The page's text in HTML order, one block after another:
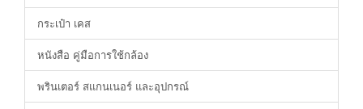
กระเป๋า เคส
หนังสือ คู่มือการใช้กล้อง
พรินเตอร์ สแกนเนอร์ และอุปกรณ์